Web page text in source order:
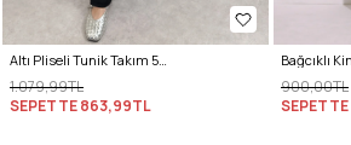
Altı Pliseli Tunik Takım 58122 - SİYAH
1.079,99TL
SEPETTE863,99TL
900,00TL
SEPETTE